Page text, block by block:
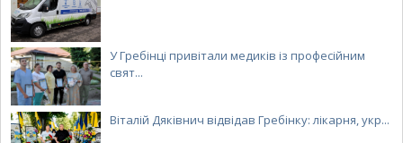
У Гребінці привітали медиків із професійним
свят...
Віталій Дяківнич відвідав Гребінку: лікарня, укр...